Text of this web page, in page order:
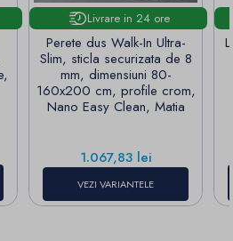
Livrare in 24 ore
Perete dus Walk-In Ultra-
Slim, sticla securizata de 8
mm, dimensiuni 80-
160x200 cm, profile crom,
Nano Easy Clean, Matia
Pret
1.067,83 lei
VEZI VARIANTELE